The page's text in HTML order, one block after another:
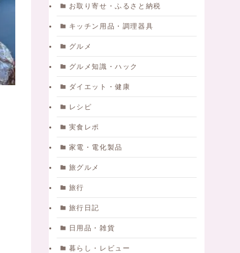
お取り寄せ・ふるさと納税
キッチン用品・調理器具
グルメ
グルメ知識・ハック
ダイエット・健康
レシピ
実食レポ
家電・電化製品
旅グルメ
旅行
旅行日記
日用品・雑貨
暮らし・レビュー